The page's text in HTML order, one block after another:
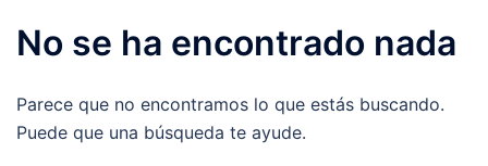
No se ha encontrado nada
Parece que no encontramos lo que estás buscando.
Puede que una búsqueda te ayude.